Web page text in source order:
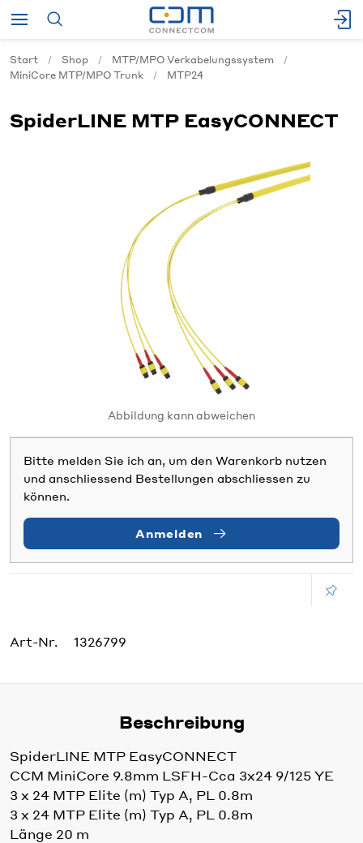
Start Shop
MTP/MPO Verkabelungssystem
MiniCore MTP/MPO Trunk
MTP24
SpiderLINE MTP EasyCONNECT
Abbildung kann abweichen
Bitte melden Sie ich an, um den Warenkorb nutzen
und anschliessend Bestellungen abschliessen zu
können.
Anmelden
Art-Nr. 1326799
Beschreibung
SpiderLINE MTP EasyCONNECT
CCM MiniCore 9.8mm LSFH-Cca 3x24 9/125 YE
3 x 24 MTP Elite (m) Typ A, PL 0.8m
3 x 24 MTP Elite (m) Typ A, PL 0.8m
Länge 20 m